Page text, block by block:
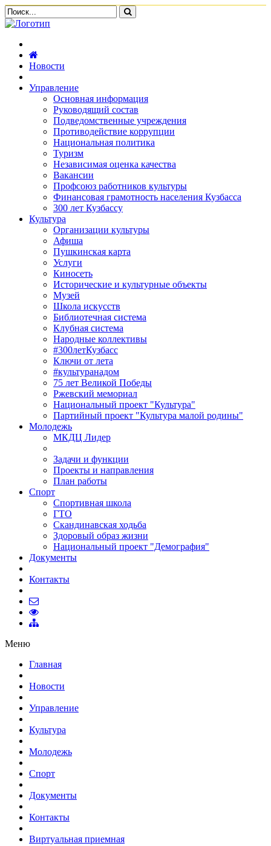
Новости
Управление
Основная информация
Руководящий состав
Подведомственные учреждения
Противодействие коррупции
Национальная политика
Туризм
Независимая оценка качества
Вакансии
Профсоюз работников культуры
Финансовая грамотность населения Кузбасса
300 лет Кузбассу
Культура
Организации культуры
Афиша
Пушкинская карта
Услуги
Киносеть
Исторические и культурные объекты
Музей
Школа искусств
Библиотечная система
Клубная система
Народные коллективы
#300летКузбасс
Ключи от лета
#культуранадом
75 лет Великой Победы
Ржевский мемориал
Национальный проект "Культура"
Партийный проект "Культура малой родины"
Молодежь
МКДЦ Лидер
Задачи и функции
Проекты и направления
План работы
Спорт
Спортивная школа
ГТО
Скандинавская ходьба
Здоровый образ жизни
Национальный проект "Демография"
Документы
Контакты
Меню
Главная
Новости
Управление
Культура
Молодежь
Спорт
Документы
Контакты
Виртуальная приемная